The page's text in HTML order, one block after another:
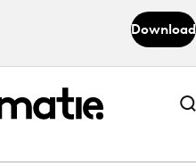
Download
Abonneer nu
Abonneer nu